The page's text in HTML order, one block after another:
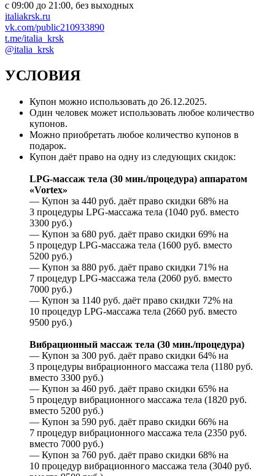
с 09:00 до 21:00, без выходных
italiakrsk.ru
vk.com/public210933890
t.me/italia_krsk
@italia_krsk
УСЛОВИЯ
Купон можно использовать до 26.12.2025.
Один человек может использовать любое количество
купонов.
Можно приобретать любое количество купонов в
подарок.
Купон даёт право на одну из следующих скидок:
LPG-массаж тела (30 мин./процедура) аппаратом
«Vortex»
— Купон за 440 руб. даёт право скидки 68% на
3 процедуры LPG-массажа тела (1040 руб. вместо
3300 руб.)
— Купон за 680 руб. даёт право скидки 69% на
5 процедур LPG-массажа тела (1600 руб. вместо
5200 руб.)
— Купон за 880 руб. даёт право скидки 71% на
7 процедур LPG-массажа тела (2060 руб. вместо
7000 руб.)
— Купон за 1140 руб. даёт право скидки 72% на
10 процедур LPG-массажа тела (2660 руб. вместо
9500 руб.)
Вибрационный массаж тела (30 мин./процедура)
— Купон за 300 руб. даёт право скидки 64% на
3 процедуры вибрационного массажа тела (1180 руб.
вместо 3300 руб.)
— Купон за 460 руб. даёт право скидки 65% на
5 процедур вибрационного массажа тела (1820 руб.
вместо 5200 руб.)
— Купон за 590 руб. даёт право скидки 66% на
7 процедур вибрационного массажа тела (2350 руб.
вместо 7000 руб.)
— Купон за 760 руб. даёт право скидки 68% на
10 процедур вибрационного массажа тела (3040 руб.